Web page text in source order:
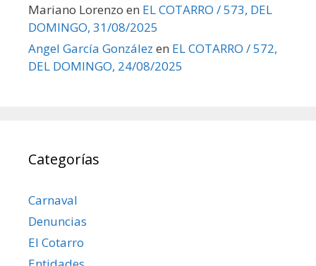
Mariano Lorenzo en EL COTARRO / 573, DEL
DOMINGO, 31/08/2025
Angel García González en EL COTARRO / 572,
DEL DOMINGO, 24/08/2025
Categorías
Carnaval
Denuncias
El Cotarro